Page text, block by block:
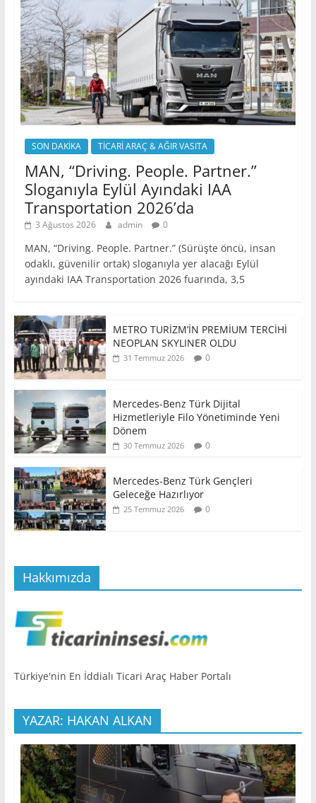
SON DAKİKA TİCARİ ARAÇ & AĞIR VASITA
MAN, “Driving. People. Partner.”
Sloganıyla Eylül Ayındaki IAA
Transportation 2026’da
3 Ağustos 2026 admin 0
MAN, “Driving. People. Partner.” (Sürüşte öncü, insan
odaklı, güvenilir ortak) sloganıyla yer alacağı Eylül
ayındaki IAA Transportation 2026 fuarında, 3,5
METRO TURİZM’İN PREMİUM TERCİHİ
NEOPLAN SKYLINER OLDU
31 Temmuz 2026 0
Mercedes-Benz Türk Dijital
Hizmetleriyle Filo Yönetiminde Yeni
Dönem
30 Temmuz 2026 0
Mercedes-Benz Türk Gençleri
Geleceğe Hazırlıyor
25 Temmuz 2026 0
Hakkımızda
Türkiye'nin En İddialı Ticari Araç Haber Portalı
YAZAR: HAKAN ALKAN